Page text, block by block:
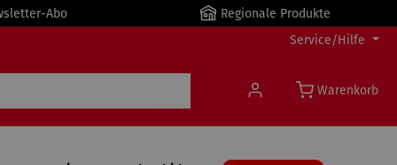
Abo
Regionale Produkte
Service/Hilfe
Warenkorb